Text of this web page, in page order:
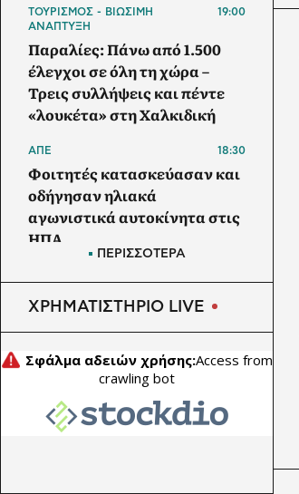
ΤΟΥΡΙΣΜΟΣ - ΒΙΩΣΙΜΗ
ΑΝΑΠΤΥΞΗ
19:00
Παραλίες: Πάνω από 1.500
έλεγχοι σε όλη τη χώρα –
Τρεις συλλήψεις και πέντε
«λουκέτα» στη Χαλκιδική
ΑΠΕ 18:30
Φοιτητές κατασκεύασαν και
οδήγησαν ηλιακά
αγωνιστικά αυτοκίνητα στις
ΗΠΑ
Deloitte Ελλάδος:
Αποκλειστικός σύμβουλος
πολωνική αγορά
ΕΝΕΡΓΕΙΑ
Η κυβέρνηση Τραμπ
ΠΕΡΙΣΣΟΤΕΡΑ
ΧΡΗΜΑΤΙΣΤΗΡΙΟ LIVE